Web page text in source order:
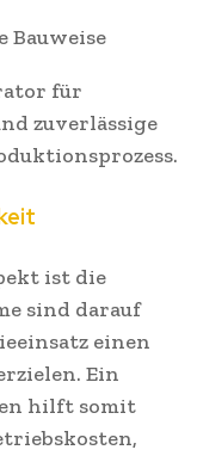
Bauweise
für
zuverlässige
ist die
sind darauf
einen
Ein
hilft somit